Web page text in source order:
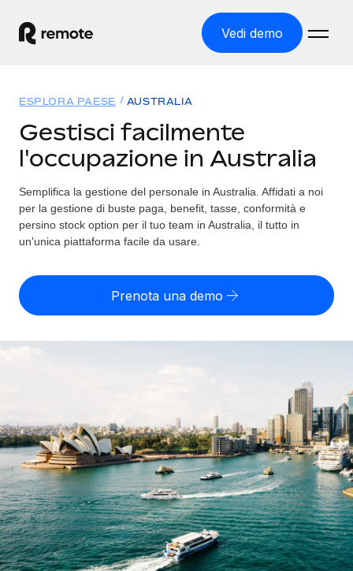
Vedi demo
ASSUMI NEL MONDO
Global Payroll
Gestisci il payroll a norma, in tutta semplicità
Employer of Record
Contractor Management
compliance globale
Soluzioni
COPERTURA GLOBALE
Ricerca paesi
Trova i servizi di supporto all’impiego per ogni Paese
Confronta Remote
Scopri come ci confrontiamo con gli altri
CASE STUDIES
Tariffe
English
Nederlands
Deutsch
Español
Italiano
Português (Portugal)
Login
ESPLORA PAESE AUSTRALIA
Gestisci facilmente
l'occupazione in Australia
Semplifica la gestione del personale in Australia. Affidati a noi
per la gestione di buste paga, benefit, tasse, conformità e
persino stock option per il tuo team in Australia, il tutto in
un'unica piattaforma facile da usare.
Prenota una demo